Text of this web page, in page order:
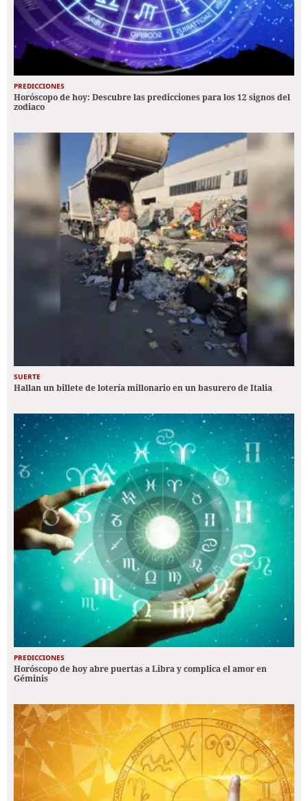
PREDICCIONES
Horóscopo de hoy: Descubre las predicciones para los 12 signos del
zodiaco
SUERTE
Hallan un billete de lotería millonario en un basurero de Italia
PREDICCIONES
Horóscopo de hoy abre puertas a Libra y complica el amor en
Géminis